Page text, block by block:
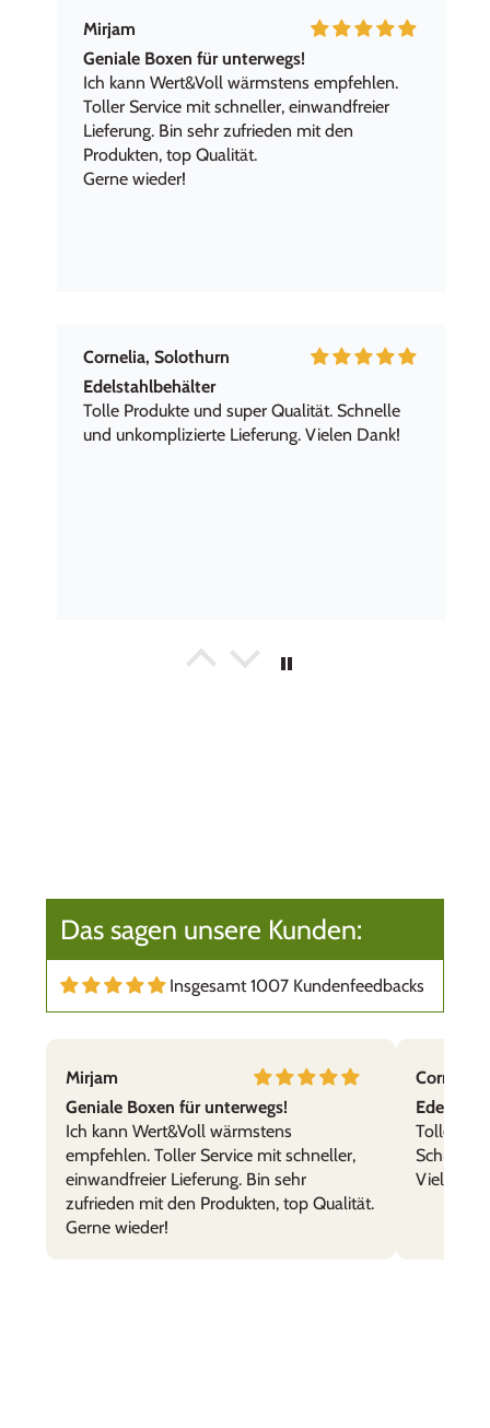
Mirjam
Geniale Boxen für unterwegs!
Ich kann Wert&Voll wärmstens empfehlen.
Toller Service mit schneller, einwandfreier
Lieferung. Bin sehr zufrieden mit den
Produkten, top Qualität.
Gerne wieder!
Cornelia, Solothurn
Edelstahlbehälter
Tolle Produkte und super Qualität. Schnelle
und unkomplizierte Lieferung. Vielen Dank!
B.B.
Praktisch, leicht zu reinigen, bruchsicher. Daher
gerne im Gebrauch.
Das sagen unsere Kunden:
Insgesamt 1007 Kundenfeedbacks
Mirjam
Geniale Boxen für unterwegs!
Ich kann Wert&Voll wärmstens
empfehlen. Toller Service mit schneller,
einwandfreier Lieferung. Bin sehr
zufrieden mit den Produkten, top Qualität.
Gerne wieder!
Cornelia,
Tolle
Schnelle
Vielen